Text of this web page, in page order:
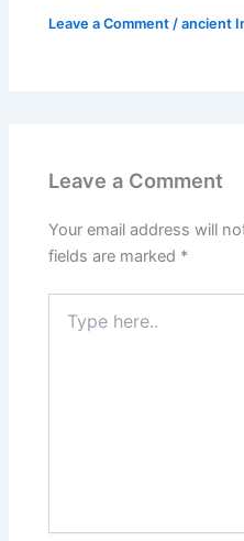
Leave a Comment /ancient
Leave a Comment
Your email address will
fields are marked *
here..